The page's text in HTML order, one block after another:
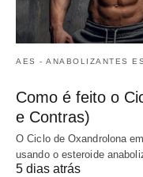
AES - ANABOLIZANTES
Como é feito o
e Contras)
O Ciclo de Oxandrolona
usando o esteroide
5 dias atrás